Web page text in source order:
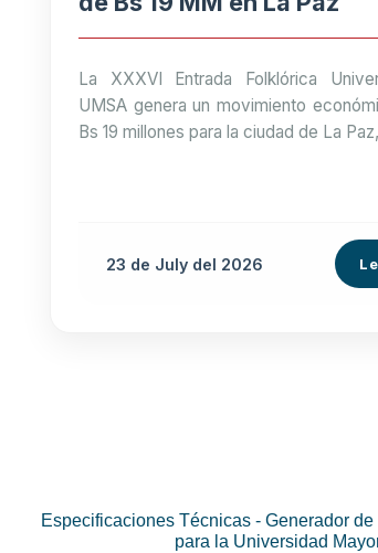
La XXXVI Entrada Folklórica
UMSA genera un movimiento
Bs 19 millones para la ciudad de La
23 de July del 2026
Especificaciones Técnicas - Generador
para la Universidad